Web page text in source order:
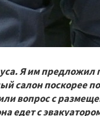
Я им предложил
салон поскорее
вопрос с
едет с